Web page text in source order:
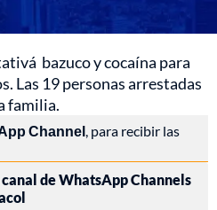
bazuco y cocaína para
Las 19 personas arrestadas
familia.
Channel , para recibir las
de WhatsApp Channels